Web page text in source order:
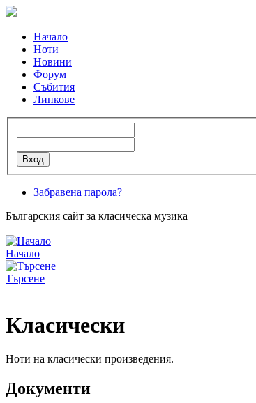
Начало
Ноти
Новини
Форум
Събития
Линкове
Забравена парола?
Българския сайт за класическа музика
Начало
Търсене
Класически
Ноти на класически произведения.
Документи